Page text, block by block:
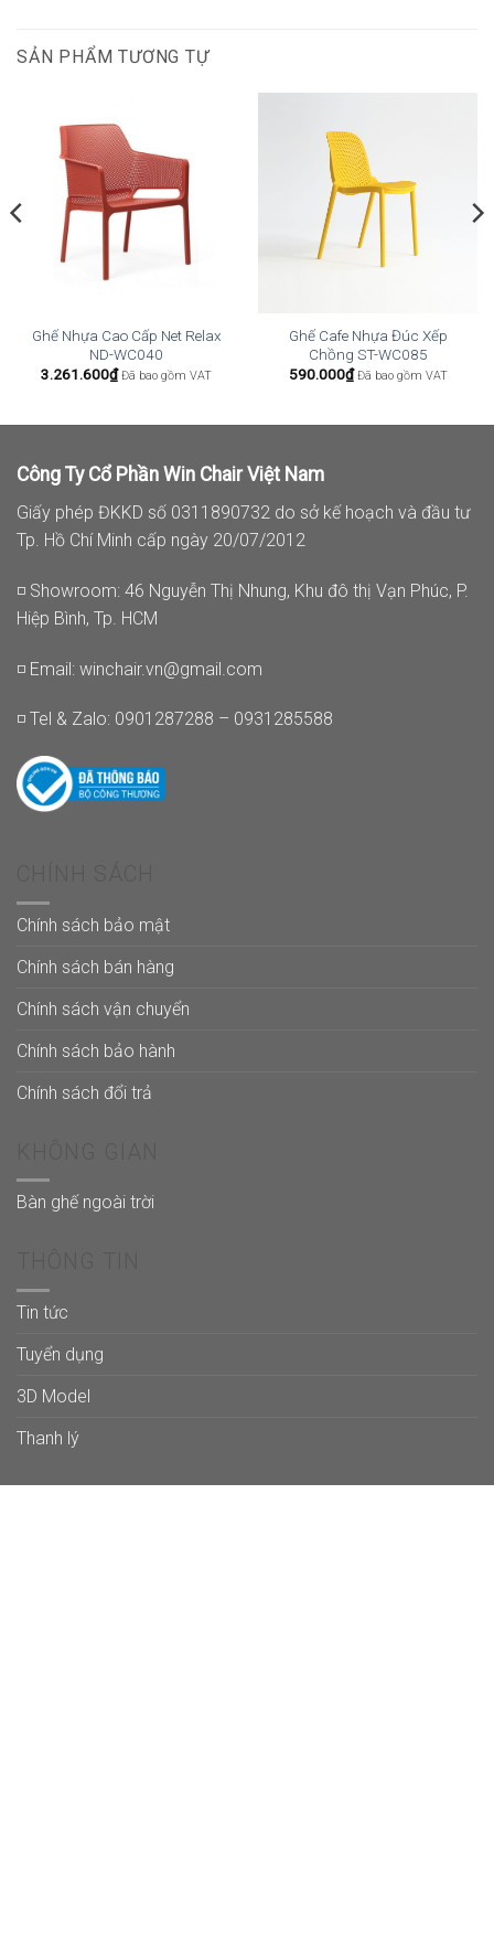
SẢN PHẨM TƯƠNG TỰ
Ghế Nhựa Cao Cấp Net Relax
ND-WC040
3.261.600₫ Đã bao gồm VAT
Ghế Cafe Nhựa Đúc Xếp
Chồng ST-WC085
590.000₫ Đã bao gồm VAT
Công Ty Cổ Phần Win Chair Việt Nam
Giấy phép ĐKKD số 0311890732 do sở kế hoạch và đầu tư
Tp. Hồ Chí Minh cấp ngày 20/07/2012
◽ Showroom: 46 Nguyễn Thị Nhung, Khu đô thị Vạn Phúc, P.
Hiệp Bình, Tp. HCM
◽ Email: winchair.vn@gmail.com
◽ Tel & Zalo: 0901287288 – 0931285588
Chính sách bảo mật
Chính sách bán hàng
Chính sách vận chuyển
Chính sách bảo hành
Chính sách đổi trả
Bàn ghế ngoài trời
Tin tức
Tuyển dụng
3D Model
Thanh lý